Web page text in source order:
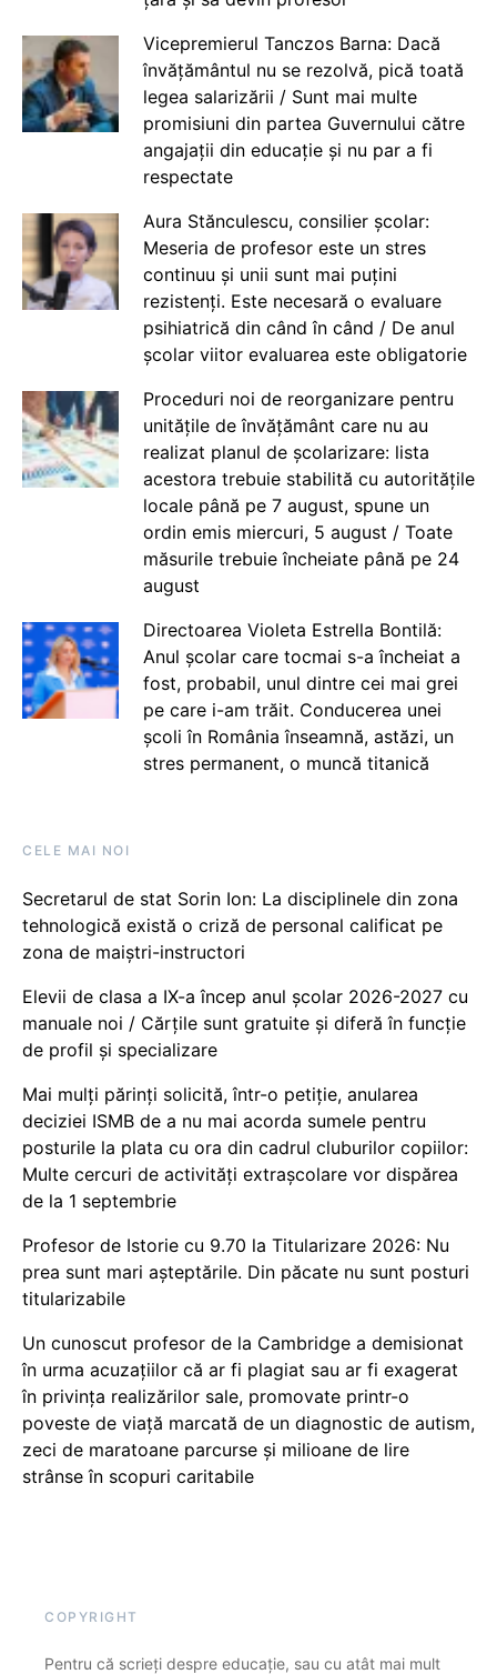
Vicepremierul Tanczos Barna: Dacă
învățământul nu se rezolvă, pică toată
legea salarizării / Sunt mai multe
promisiuni din partea Guvernului către
angajații din educație și nu par a fi
respectate
Aura Stănculescu, consilier școlar:
Meseria de profesor este un stres
continuu și unii sunt mai puțini
rezistenți. Este necesară o evaluare
psihiatrică din când în când / De anul
școlar viitor evaluarea este obligatorie
Proceduri noi de reorganizare pentru
unitățile de învățământ care nu au
realizat planul de școlarizare: lista
acestora trebuie stabilită cu autoritățile
locale până pe 7 august, spune un
ordin emis miercuri, 5 august / Toate
măsurile trebuie încheiate până pe 24
august
Directoarea Violeta Estrella Bontilă:
Anul școlar care tocmai s-a încheiat a
fost, probabil, unul dintre cei mai grei
pe care i-am trăit. Conducerea unei
școli în România înseamnă, astăzi, un
stres permanent, o muncă titanică
CELE MAI NOI
Secretarul de stat Sorin Ion: La disciplinele din zona
tehnologică există o criză de personal calificat pe
zona de maiștri-instructori
Elevii de clasa a IX-a încep anul școlar 2026-2027 cu
manuale noi / Cărțile sunt gratuite și diferă în funcție
de profil și specializare
Mai mulți părinți solicită, într-o petiție, anularea
deciziei ISMB de a nu mai acorda sumele pentru
posturile la plata cu ora din cadrul cluburilor copiilor:
Multe cercuri de activități extrașcolare vor dispărea
de la 1 septembrie
Profesor de Istorie cu 9.70 la Titularizare 2026: Nu
prea sunt mari așteptările. Din păcate nu sunt posturi
titularizabile
Un cunoscut profesor de la Cambridge a demisionat
în urma acuzațiilor că ar fi plagiat sau ar fi exagerat
în privința realizărilor sale, promovate printr-o
poveste de viață marcată de un diagnostic de autism,
zeci de maratoane parcurse și milioane de lire
strânse în scopuri caritabile
COPYRIGHT
Pentru că scrieți despre educație, sau cu atât mai mult